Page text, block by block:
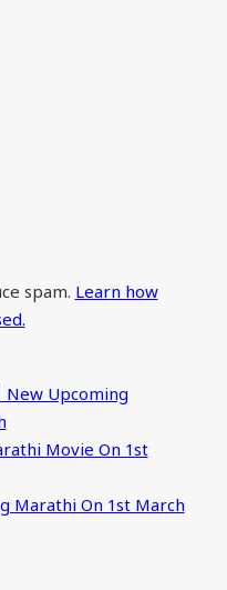
spam.Learn how